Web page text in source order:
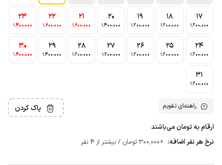
17
1٬200٬000
18
1٬200٬000
19
1٬200٬000
20
1٬400٬000
21
1٬600٬000
22
1٬600٬000
23
1٬400٬000
24
1٬200٬000
25
1٬200٬000
26
1٬200٬000
27
1٬200٬000
28
1٬200٬000
29
1٬400٬000
30
1٬400٬000
31
1٬200٬000
راهنمای تقویم پاک کردن
ارقام به تومان می‌باشند
نرخ هر نفر اضافه: +300٬000 تومان / بیشتر از 4 نفر